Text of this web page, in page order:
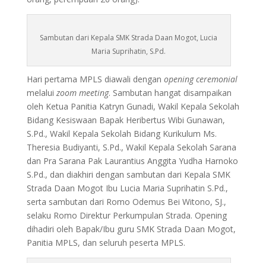
Sambutan dari Kepala SMK Strada Daan Mogot, Lucia
Maria Suprihatin, S.Pd.
Hari pertama MPLS diawali dengan opening ceremonial
melalui zoom meeting. Sambutan hangat disampaikan
oleh Ketua Panitia Katryn Gunadi, Wakil Kepala Sekolah
Bidang Kesiswaan Bapak Heribertus Wibi Gunawan,
S.Pd., Wakil Kepala Sekolah Bidang Kurikulum Ms.
Theresia Budiyanti, S.Pd., Wakil Kepala Sekolah Sarana
dan Pra Sarana Pak Laurantius Anggita Yudha Harnoko
S.Pd., dan diakhiri dengan sambutan dari Kepala SMK
Strada Daan Mogot Ibu Lucia Maria Suprihatin S.Pd.,
serta sambutan dari Romo Odemus Bei Witono, SJ.,
selaku Romo Direktur Perkumpulan Strada. Opening
dihadiri oleh Bapak/Ibu guru SMK Strada Daan Mogot,
Panitia MPLS, dan seluruh peserta MPLS.